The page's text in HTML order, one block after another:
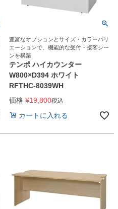
豊富なオプションとサイズ・カラーバリ
エーションで、機能的な受付・接客シー
ンを構築
テンポ ハイカウンター
W800×D394 ホワイト
RFTHC-8039WH
価格 ¥19,800税込
カートに入れる